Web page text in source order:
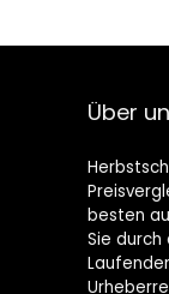
Über
besten
Sie